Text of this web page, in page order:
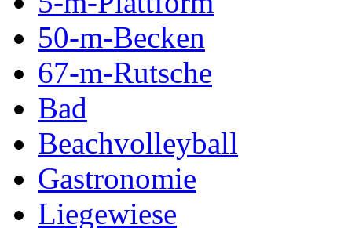
50-m-Becken
67-m-Rutsche
Bad
Beachvolleyball
Gastronomie
Liegewiese